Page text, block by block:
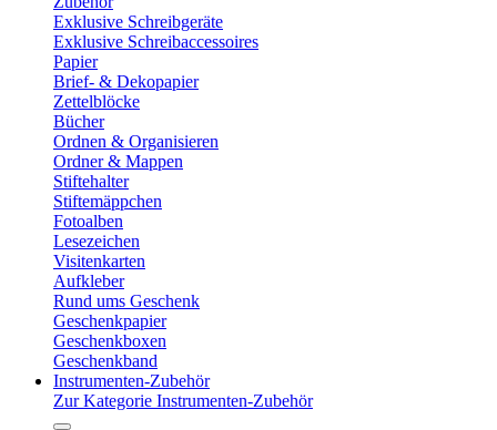
Exklusive Schreibgeräte
Exklusive Schreibaccessoires
Papier
Brief- & Dekopapier
Zettelblöcke
Bücher
Ordnen & Organisieren
Ordner & Mappen
Stiftehalter
Stiftemäppchen
Fotoalben
Lesezeichen
Visitenkarten
Aufkleber
Rund ums Geschenk
Geschenkpapier
Geschenkboxen
Geschenkband
Instrumenten-Zubehör
Zur Kategorie Instrumenten-Zubehör